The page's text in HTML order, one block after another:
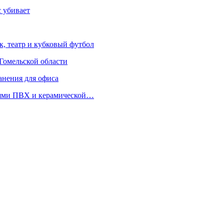
убивает
театр и кубковый футбол
области
для офиса
ПВХ и керамической…